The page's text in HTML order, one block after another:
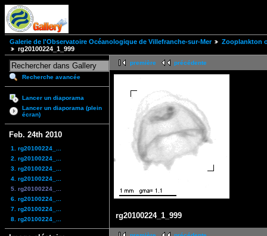
Galerie de l'Observatoire Océanologique de Villefranche-sur-Mer
Zooplankton
rg20100224_1_999
Recherche avancée
Lancer un diaporama
Lancer un diaporama (plein
écran)
Feb. 24th 2010
1. rg20100224_...
2. rg20100224_...
3. rg20100224_...
4. rg20100224_...
5. rg20100224_...
6. rg20100224_...
7. rg20100224_...
8. rg20100224_...
première précédente
rg20100224_1_999